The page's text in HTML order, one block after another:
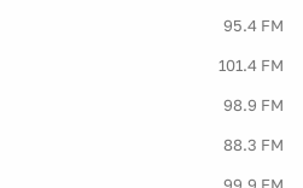
95.4 FM
101.4 FM
98.9 FM
88.3 FM